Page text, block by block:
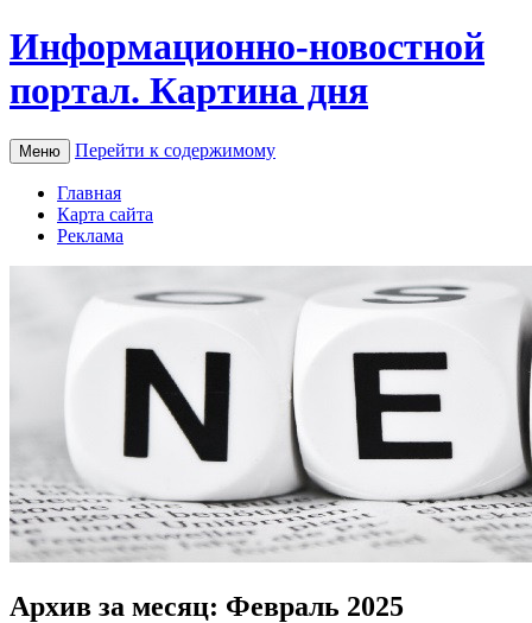
Информационно-новостной
портал. Картина дня
Меню Перейти к содержимому
Главная
Карта сайта
Реклама
Архив за месяц: Февраль 2025